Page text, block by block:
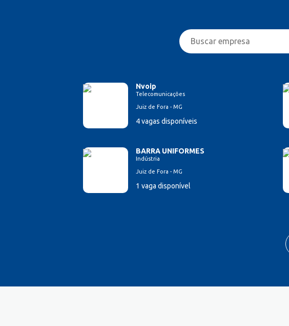
Nvoip
Telecomunicações
Juiz de Fora - MG
4 vagas disponíveis
BARRA UNIFORMES
Indústria
Juiz de Fora - MG
1 vaga disponível